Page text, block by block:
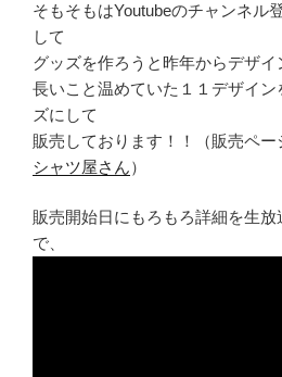
そもそもはYoutubeのチャンネル
して
グッズを作ろうと昨年からデザ
長いこと温めていた１１デザイ
ズにして
販売しております！！（販売ペー
シャツ屋さん）
販売開始日にもろもろ詳細を生
で、